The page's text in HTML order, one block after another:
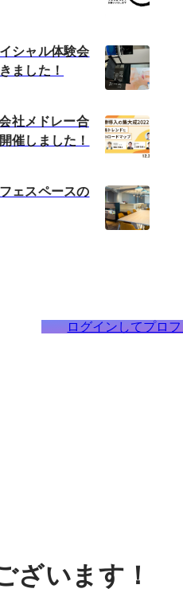
シャル体験会
ました！
社メドレー合
催しました！
ェスペースの
ログインしてプロ
ざいます！